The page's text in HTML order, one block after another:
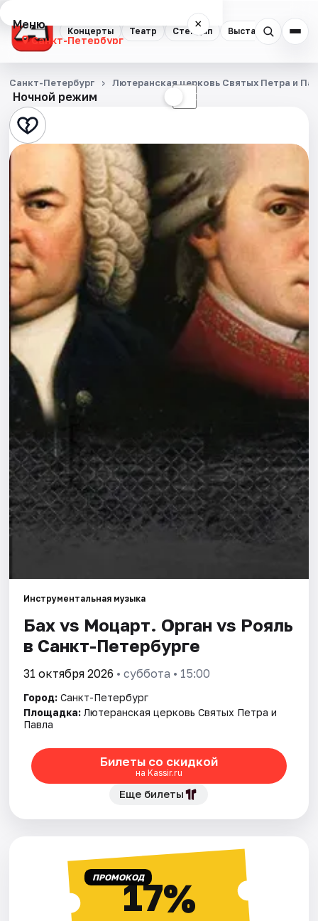
Концерты Театр Стендап Выставки
Меню ×
Санкт-Петербург
Концерты
Театр
Стендап
Квесты
Экскурсии
Спорт
События
Города
Площадки
Артисты
Рейтинги
Ночной режим ☾
Санкт-Петербург Лютеранская церковь Святых Петра и
Инструментальная музыка
Бах vs Моцарт. Орган vs Рояль
в Санкт-Петербурге
31 октября 2026 • суббота • 15:00
Город: Санкт-Петербург
Площадка: Лютеранская церковь Святых Петра и
Павла
Билеты со скидкой
на Kassir.ru
Еще билеты
ПРОМОКОД17%